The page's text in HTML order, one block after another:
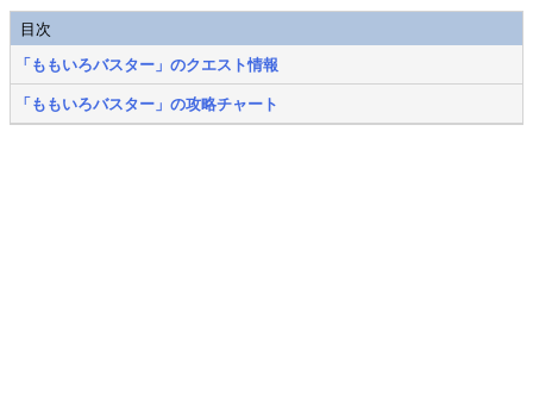
目次
「ももいろバスター」のクエスト情報
「ももいろバスター」の攻略チャート